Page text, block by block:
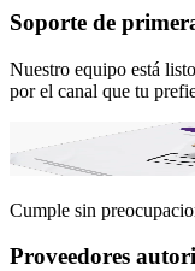
Soporte de
Nuestro equipo está
por el canal que tu
Cumple sin
Proveedores